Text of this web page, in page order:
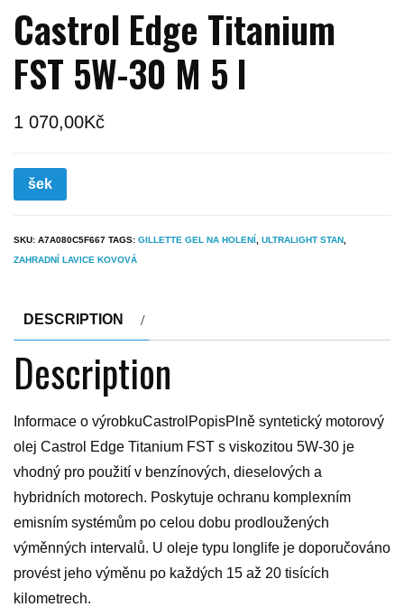
Castrol Edge Titanium
FST 5W-30 M 5 l
1 070,00Kč
šek
SKU: A7A080C5F667 TAGS: GILLETTE GEL NA HOLENÍ ULTRALIGHT STAN
ZAHRADNÍ LAVICE KOVOVÁ
DESCRIPTION
Description
Informace o výrobkuCastrolPopisPlně syntetický motorový
olej Castrol Edge Titanium FST s viskozitou 5W-30 je
vhodný pro použití v benzínových, dieselových a
hybridních motorech. Poskytuje ochranu komplexním
emisním systémům po celou dobu prodloužených
výměnných intervalů. U oleje typu longlife je doporučováno
provést jeho výměnu po každých 15 až 20 tisících
kilometrech.